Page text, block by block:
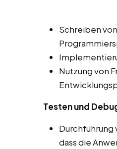
Schreiben
Nutzung von
Testen und
Durchführung
dass die